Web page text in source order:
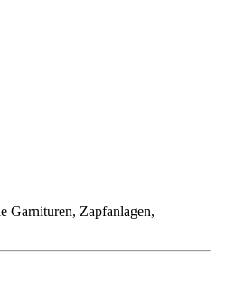
Garnituren, Zapfanlagen,